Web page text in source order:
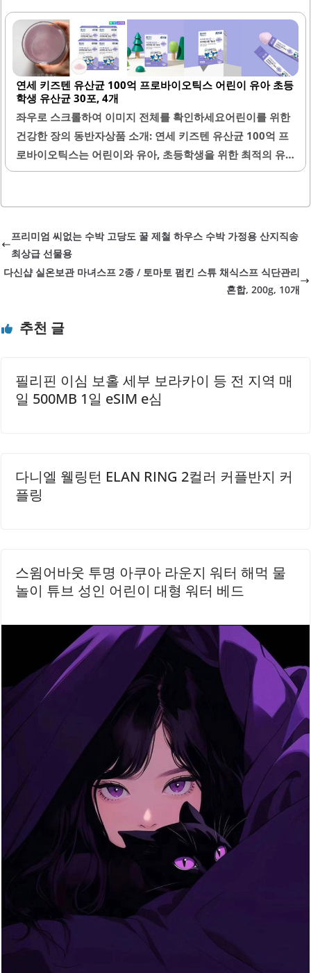
균의 수가 높아 장내 유익균을 효과적으로 증가시키는 데 도
움을 줍니다.매일 아침 식전 복용으로 장의 건강을 유지하는
습관을 형성할 수 있습니다. 캡슐 형태로 제공되어 복용이 간
편하며, 부담 없이 섭취할 수 있습니다. 이 제품은 장 트러블
을 완화하는 데 기여하며, 꾸준한 복용을 통해 장의 리듬을 안
정시키는 효과가 있습니다.또한, 덴마크 유산균은 높은 프로
바이오틱스 수치를 자랑하여 장 건강에 긍정적인 영향을 미
칩니다. 가격 대비 우수한 가성비로 많은 소비자들에게 사랑
받고 있습니다. 빠른 배송과 안정적인 포장 상태로 소비자 만
연세 키즈텐 유산균 100억 프로바이오틱스 어린이 유아 초등
학생 유산균 30포, 4개
좌우로 스크롤하여 이미지 전체를 확인하세요어린이를 위한
건강한 장의 동반자상품 소개: 연세 키즈텐 유산균 100억 프
로바이오틱스는 어린이와 유아, 초등학생을 위한 최적의 유
산균 제품입니다. 이 제품은 하루 한 포로 간편하게 섭취할 수
계되어 있으며, 프로바이오틱스와 프리바이오틱스가 함께 포
함되어 있어 장 건강에 도움을 줍니다.또한, 아연과 비타민이
함께 포함되어 있어 영양소를 한 번에 섭취할 수 있는 장점이
있습니다. 고운 분말 타입의 스틱형 제형으로 물 없이도 쉽게
섭취할 수 있어 외출 시에도 간편하게 휴대할 수 있습니다. 블
길 수 있습니다.아이들이 스스로 먹고 싶어하는 기호성을 갖
프리미엄 씨없는 수박 고당도 꿀 제철 하우스 수박 가정용 산지직송
최상급 선물용
다신샵 실온보관 마녀스프 2종 / 토마토 펌킨 스튜 채식스프 식단관리
혼합, 200g, 10개
추천 글
필리핀 이심 보홀 세부 보라카이 등 전 지역 매
일 500MB 1일 eSIM e심
다니엘 웰링턴 ELAN RING 2컬러 커플반지 커
플링
스윔어바웃 투명 아쿠아 라운지 워터 해먹 물
놀이 튜브 성인 어린이 대형 워터 베드